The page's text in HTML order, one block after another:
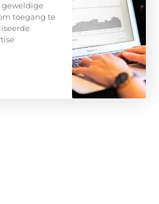
geweldige
toegang te